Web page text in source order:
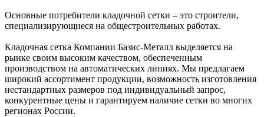
Основные потребители кладочной сетки – это строители,
специализирующиеся на общестроительных работах.
Кладочная сетка Компании Базис-Металл выделяется на
рынке своим высоким качеством, обеспеченным
производством на автоматических линиях. Мы предлагаем
широкий ассортимент продукции, возможность изготовления
нестандартных размеров под индивидуальный запрос,
конкурентные цены и гарантируем наличие сетки во многих
регионах России.